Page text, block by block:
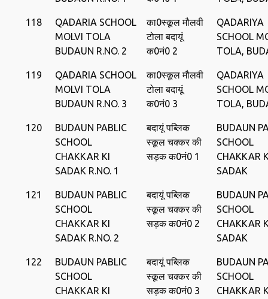
118
QADARIA SCHOOL
MOLVI TOLA
BUDAUN R.NO. 2
का0स्‍कूल मौलवी
टोला बदायूं
क0नं0 2
QADARIYA
SCHOOL
TOLA,
119
QADARIA SCHOOL
MOLVI TOLA
BUDAUN R.NO. 3
का0स्‍कूल मौलवी
टोला बदायूं
क0नं0 3
QADARIYA
SCHOOL
TOLA,
120
BUDAUN PABLIC
SCHOOL
CHAKKAR KI
SADAK R.NO. 1
बदायूं पब्लिक
स्‍कूल चक्‍कर की
सड़क क0नं0 1
BUDAUN
SCHOOL
CHAKKAR
SADAK
121
BUDAUN PABLIC
SCHOOL
CHAKKAR KI
SADAK R.NO. 2
बदायूं पब्लिक
स्‍कूल चक्‍कर की
सड़क क0नं0 2
BUDAUN
SCHOOL
CHAKKAR
SADAK
122
BUDAUN PABLIC
SCHOOL
CHAKKAR KI
बदायूं पब्लिक
स्‍कूल चक्‍कर की
सड़क क0नं0 3
BUDAUN
SCHOOL
CHAKKAR